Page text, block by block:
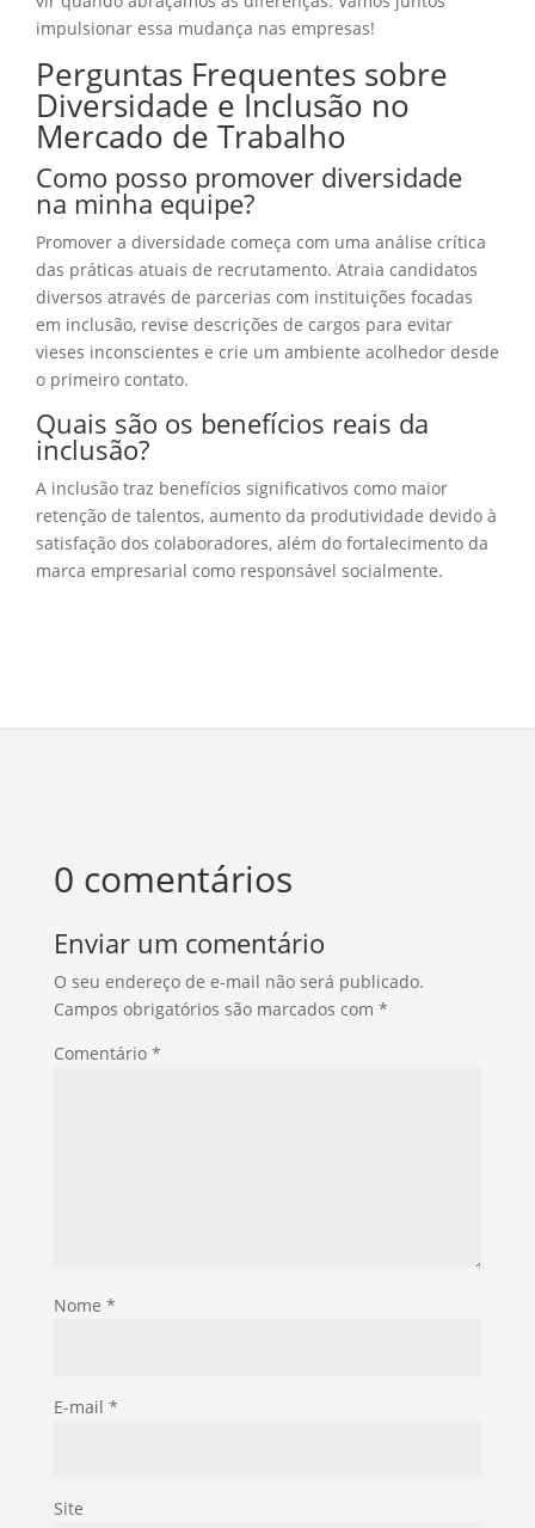
impulsionar essa mudança nas empresas!
Perguntas Frequentes sobre
Diversidade e Inclusão no
Mercado de Trabalho
Como posso promover diversidade
na minha equipe?
Promover a diversidade começa com uma análise crítica
das práticas atuais de recrutamento. Atraia candidatos
diversos através de parcerias com instituições focadas
em inclusão, revise descrições de cargos para evitar
vieses inconscientes e crie um ambiente acolhedor desde
o primeiro contato.
Quais são os benefícios reais da
inclusão?
A inclusão traz benefícios significativos como maior
retenção de talentos, aumento da produtividade devido à
satisfação dos colaboradores, além do fortalecimento da
marca empresarial como responsável socialmente.
0 comentários
Enviar um comentário
O seu endereço de e-mail não será publicado.
Campos obrigatórios são marcados com *
Comentário *
Nome *
E-mail *
Site